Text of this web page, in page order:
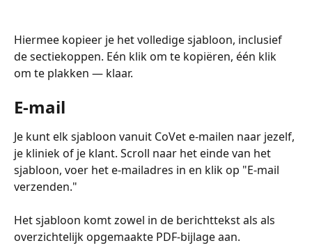
Hiermee kopieer je het volledige sjabloon, inclusief
de sectiekoppen. Eén klik om te kopiëren, één klik
om te plakken — klaar.
E-mail
Je kunt elk sjabloon vanuit CoVet e-mailen naar jezelf,
je kliniek of je klant. Scroll naar het einde van het
sjabloon, voer het e-mailadres in en klik op "E-mail
verzenden."
Het sjabloon komt zowel in de berichttekst als als
overzichtelijk opgemaakte PDF-bijlage aan.